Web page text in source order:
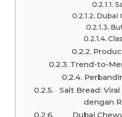
Dubai
Trend-to-
Salt Bread:
dengan
Dubai